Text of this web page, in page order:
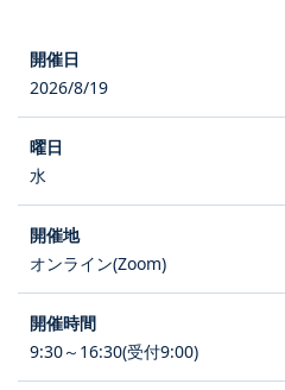
2026/8/19
水
オンライン(Zoom)
9:30～16:30(受付9:00)